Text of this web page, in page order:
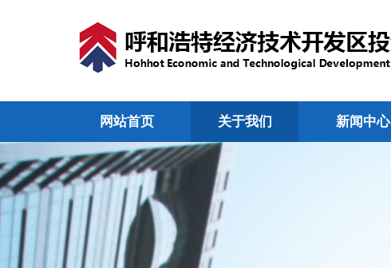
网站首页 关于我们 新闻中心